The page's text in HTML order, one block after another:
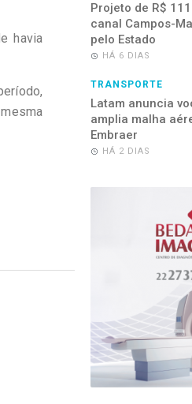
havia
Projeto de R$
canal Campos-
pelo Estado
HÁ 6 DIAS
TRANSPORTE
Latam anuncia
amplia malha
Embraer
HÁ 2 DIAS